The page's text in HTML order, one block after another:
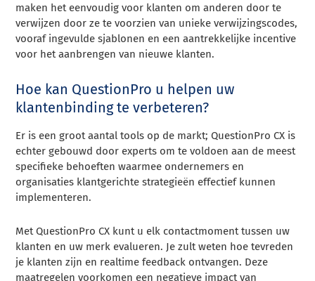
maken het eenvoudig voor klanten om anderen door te
verwijzen door ze te voorzien van unieke verwijzingscodes,
vooraf ingevulde sjablonen en een aantrekkelijke incentive
voor het aanbrengen van nieuwe klanten.
Hoe kan QuestionPro u helpen uw
klantenbinding te verbeteren?
Er is een groot aantal tools op de markt; QuestionPro CX is
echter gebouwd door experts om te voldoen aan de meest
specifieke behoeften waarmee ondernemers en
organisaties klantgerichte strategieën effectief kunnen
implementeren.
Met QuestionPro CX kunt u elk contactmoment tussen uw
klanten en uw merk evalueren. Je zult weten hoe tevreden
je klanten zijn en realtime feedback ontvangen. Deze
maatregelen voorkomen een negatieve impact van